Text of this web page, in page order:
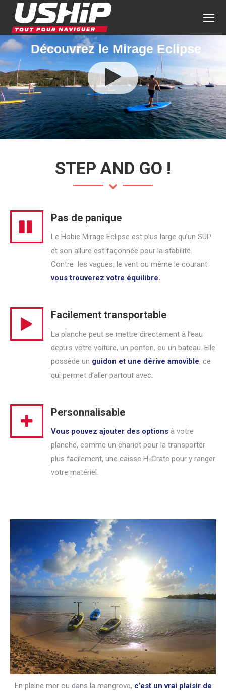
Découvrez le Mirage Eclipse
STEP AND GO !
Pas de panique
Le Hobie Mirage Eclipse est plus large qu’un SUP
et son allure est façonnée pour la stabilité.
Contre les vagues, le vent ou même le courant
vous trouverez votre équilibre.
Facilement transportable
La planche peut se mettre directement à l’eau
depuis votre voiture, un ponton, ou un bateau. Elle
possède un guidon et une dérive amovible, ce
qui permet d’aller partout avec.
Personnalisable
Vous pouvez ajouter des options à votre
planche, comme un chariot pour la transporter
plus facilement, une caisse H-Crate pour y ranger
votre matériel.
En pleine mer ou dans la mangrove, c’est un vrai plaisir de